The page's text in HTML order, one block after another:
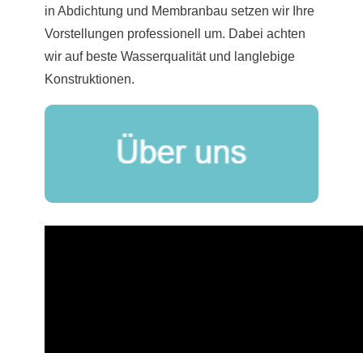
in Abdichtung und Membranbau setzen wir Ihre
Vorstellungen professionell um. Dabei achten
wir auf beste Wasserqualität und langlebige
Konstruktionen.